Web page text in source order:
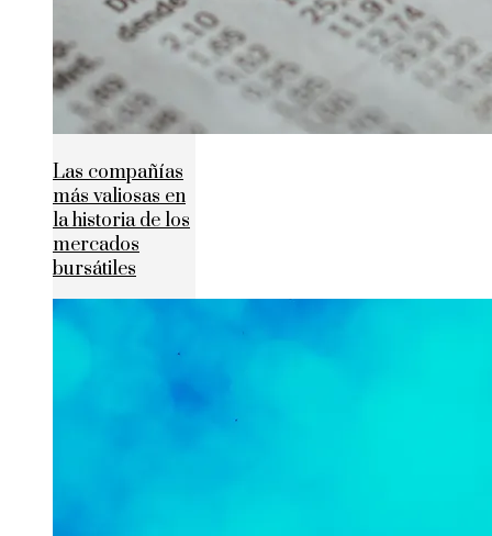
Las compañías
más valiosas en
la historia de los
mercados
bursátiles